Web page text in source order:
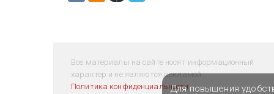
Все материалы на сайте носят информационный
характер и не являются рекламой.
Политика конфиденциальностиДля повышения